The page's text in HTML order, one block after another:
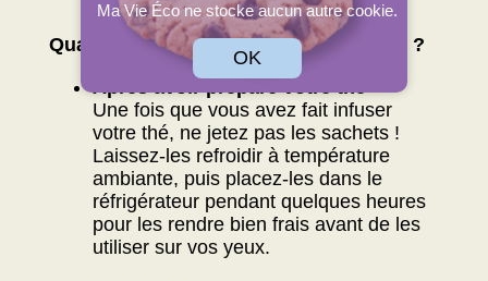
Quand et comment utiliser les sachets ?
Après avoir préparé votre thé
Une fois que vous avez fait infuser
votre thé, ne jetez pas les sachets !
Laissez-les refroidir à température
ambiante, puis placez-les dans le
réfrigérateur pendant quelques heures
pour les rendre bien frais avant de les
utiliser sur vos yeux.
Ma Vie Éco ne stocke aucun autre cookie.
OK